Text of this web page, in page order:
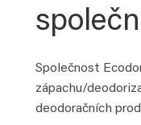
Společnost
zápachu/
deodoračních